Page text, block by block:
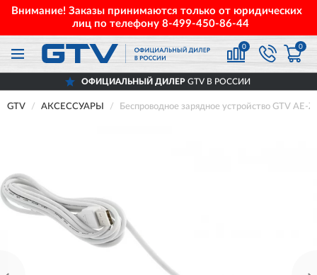
Внимание! Заказы принимаются только от юридических
лиц по телефону 8-499-450-86-44
0 0
ОФИЦИАЛЬНЫЙ ДИЛЕР GTV В РОССИИ
GTV АКСЕССУАРЫ Беспроводное зарядное устройство GTV